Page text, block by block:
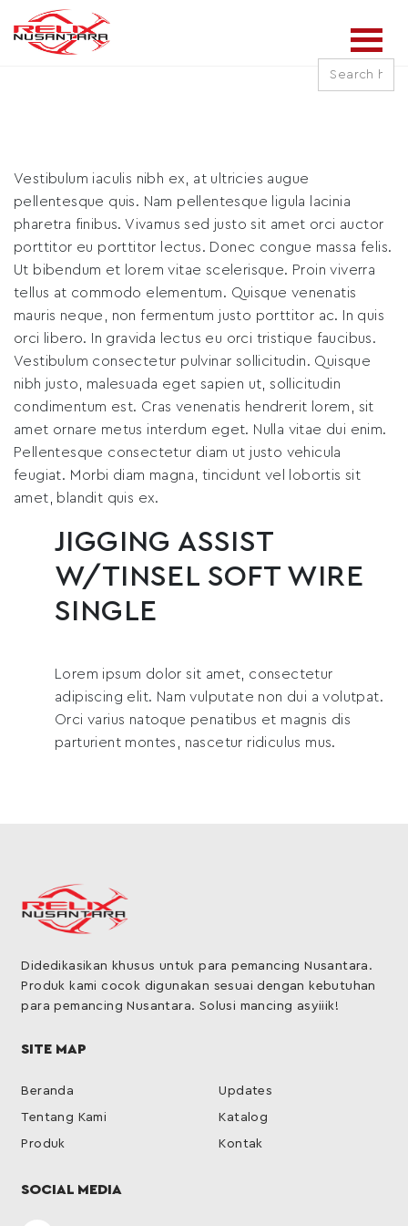
for:
Vestibulum iaculis nibh ex, at ultricies augue
pellentesque quis. Nam pellentesque ligula lacinia
pharetra finibus. Vivamus sed justo sit amet orci auctor
porttitor eu porttitor lectus. Donec congue massa felis.
Ut bibendum et lorem vitae scelerisque. Proin viverra
tellus at commodo elementum. Quisque venenatis
mauris neque, non fermentum justo porttitor ac. In quis
orci libero. In gravida lectus eu orci tristique faucibus.
Vestibulum consectetur pulvinar sollicitudin. Quisque
nibh justo, malesuada eget sapien ut, sollicitudin
condimentum est. Cras venenatis hendrerit lorem, sit
amet ornare metus interdum eget. Nulla vitae dui enim.
Pellentesque consectetur diam ut justo vehicula
feugiat. Morbi diam magna, tincidunt vel lobortis sit
amet, blandit quis ex.
JIGGING ASSIST
W/TINSEL SOFT WIRE
SINGLE
Lorem ipsum dolor sit amet, consectetur
adipiscing elit. Nam vulputate non dui a volutpat.
Orci varius natoque penatibus et magnis dis
parturient montes, nascetur ridiculus mus.
Didedikasikan khusus untuk para pemancing Nusantara.
Produk kami cocok digunakan sesuai dengan kebutuhan
para pemancing Nusantara. Solusi mancing asyiiik!
SITE MAP
Beranda
Tentang Kami
Produk
Updates
Katalog
Kontak
SOCIAL MEDIA